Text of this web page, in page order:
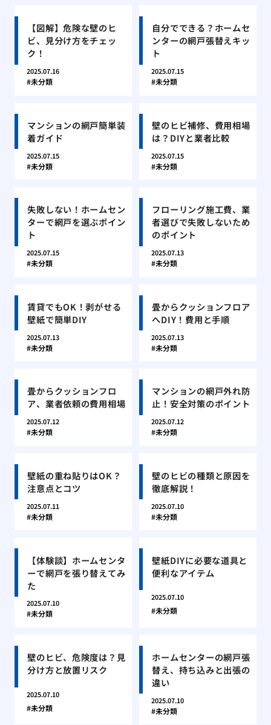
【図解】危険な壁のヒ
ビ、見分け方をチェッ
ク！
2025.07.16
未分類
自分でできる？ホームセ
ンターの網戸張替えキッ
ト
2025.07.15
未分類
マンションの網戸簡単装
着ガイド
2025.07.15
未分類
壁のヒビ補修、費用相場
は？DIYと業者比較
2025.07.15
未分類
失敗しない！ホームセン
ターで網戸を選ぶポイン
ト
2025.07.15
未分類
フローリング施工費、業
者選びで失敗しないため
のポイント
2025.07.13
未分類
賃貸でもOK！剥がせる
壁紙で簡単DIY
2025.07.13
未分類
畳からクッションフロア
へDIY！費用と手順
2025.07.13
未分類
畳からクッションフロ
ア、業者依頼の費用相場
2025.07.12
未分類
マンションの網戸外れ防
止！安全対策のポイント
2025.07.12
未分類
壁紙の重ね貼りはOK？
注意点とコツ
2025.07.11
未分類
壁のヒビの種類と原因を
徹底解説！
2025.07.10
未分類
【体験談】ホームセンタ
ーで網戸を張り替えてみ
た
2025.07.10
未分類
壁紙DIYに必要な道具と
便利なアイテム
2025.07.10
未分類
壁のヒビ、危険度は？見
分け方と放置リスク
2025.07.10
未分類
ホームセンターの網戸張
替え、持ち込みと出張の
違い
2025.07.10
未分類